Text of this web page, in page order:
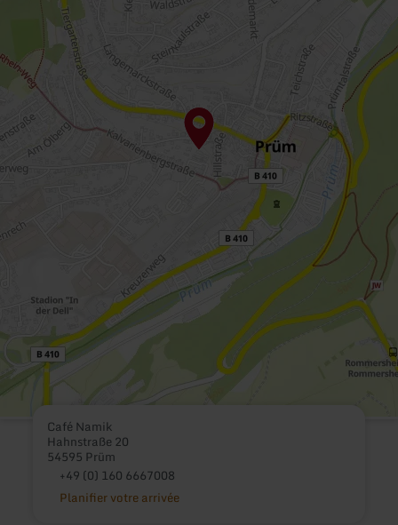
Café Namik
Hahnstraße 20
54595 Prüm
+49 (0) 160 6667008
Planifier votre arrivée